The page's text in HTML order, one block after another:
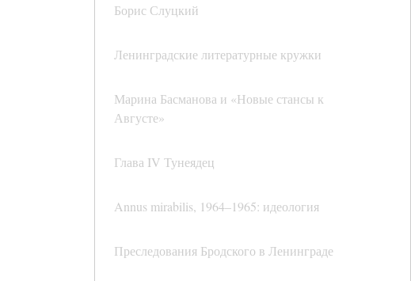
Борис Слуцкий
Ленинградские литературные кружки
Марина Басманова и «Новые стансы к
Августе»
Глава IV Тунеядец
Annus mirabilis, 1964–1965: идеология
Преследования Бродского в Ленинграде